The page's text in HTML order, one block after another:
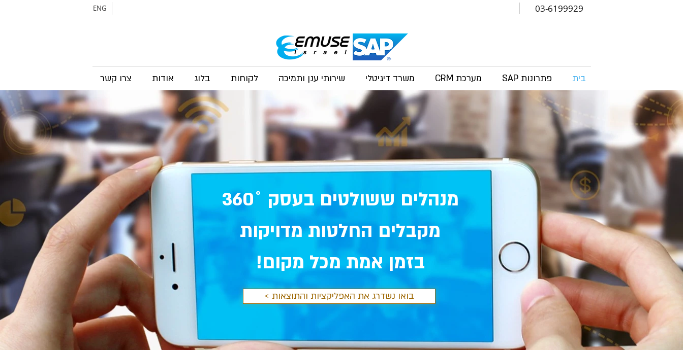
ENG 03-6199929
בית פתרונות SAP מערכת CRM משרד דיגיטלי שירותי ענן ותמיכה לקוחות בלוג אודות צרו קשר
מנהלים ששולטים בעסק ˚360
מקבלים החלטות מדויקות
בזמן אמת מכל מקום!
< בואו נשדרג את האפליקציות והתוצאות